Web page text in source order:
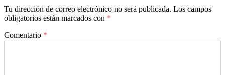
Tu dirección de correo electrónico no será publicada. Los campos
obligatorios están marcados con *
Comentario *